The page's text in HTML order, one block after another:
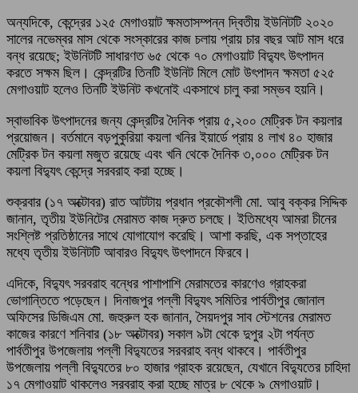
অন্যদিকে, কেন্দ্রের ১২৫ মেগাওয়াট ক্ষমতাসম্পন্ন দ্বিতীয় ইউনিটটি ২০২০
সালের নভেম্বর মাস থেকে সংস্কারের কাজ চলায় প্রায় চার বছর আট মাস ধরে
বন্ধ রয়েছে; ইউনিটটি সাধারণত ৬৫ থেকে ৭০ মেগাওয়াট বিদ্যুৎ উৎপাদন
করতে সক্ষম ছিল। কেন্দ্রটির তিনটি ইউনিট মিলে মোট উৎপাদন ক্ষমতা ৫২৫
মেগাওয়াট হলেও তিনটি ইউনিট কখনোই একসাথে চালু করা সম্ভব হয়নি।
স্বাভাবিক উৎপাদনের জন্য কেন্দ্রটির দৈনিক প্রায় ৫,২০০ মেট্রিক টন কয়লার
প্রয়োজন। বর্তমানে বড়পুকুরিয়া কয়লা খনির ইয়ার্ডে প্রায় ৪ লাখ ৪০ হাজার
মেট্রিক টন কয়লা মজুত রয়েছে এবং খনি থেকে দৈনিক ৩,০০০ মেট্রিক টন
কয়লা বিদ্যুৎ কেন্দ্রে সরবরাহ করা হচ্ছে।
শুক্রবার (১৭ অক্টোবর) রাত আটটায় প্রধান প্রকৌশলী মো. আবু বক্কর সিদ্দিক
জানান, তৃতীয় ইউনিটের মেরামত কাজ দ্রুত চলছে। ইতিমধ্যে আমরা চীনের
সংশ্লিষ্ট প্রতিষ্ঠানের সাথে যোগাযোগ করেছি। আশা করছি, এক সপ্তাহের
মধ্যে তৃতীয় ইউনিটটি আবারও বিদ্যুৎ উৎপাদনে ফিরবে।
এদিকে, বিদ্যুৎ সরবরাহ বন্ধের পাশাপাশি মেরামতের কারণেও গ্রাহকরা
ভোগান্তিতে পড়েছেন। দিনাজপুর পল্লী বিদ্যুৎ সমিতির পার্বতীপুর জোনাল
অফিসের ডিজিএম মো. জহুরুল হক জানান, সৈয়দপুর সাব স্টেশনের মেরামত
কাজের কারণে শনিবার (১৮ অক্টোবর) সকাল ৯টা থেকে দুপুর ২টা পর্যন্ত
পার্বতীপুর উপজেলায় পল্লী বিদ্যুতের সরবরাহ বন্ধ থাকবে। পার্বতীপুর
উপজেলায় পল্লী বিদ্যুতের ৮০ হাজার গ্রাহক রয়েছেন, যেখানে বিদ্যুতের চাহিদা
১৭ মেগাওয়াট থাকলেও সরবরাহ করা হচ্ছে মাত্র ৮ থেকে ৯ মেগাওয়াট।